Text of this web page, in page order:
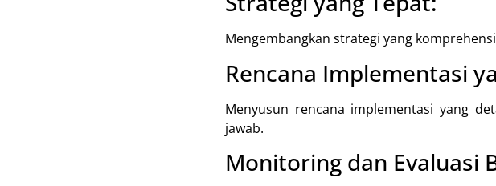
Mengembangkan strategi yang
Rencana Implementasi
Menyusun rencana implementasi yang
jawab.
Monitoring dan Evaluasi